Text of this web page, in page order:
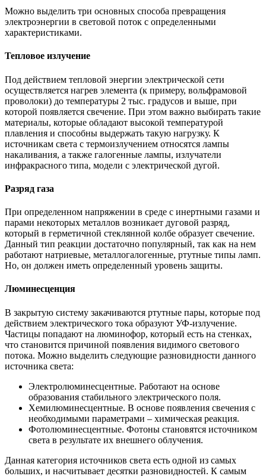
Можно выделить три основных способа превращения
электроэнергии в световой поток с определенными
характеристиками.
Тепловое излучение
Под действием тепловой энергии электрической сети
осуществляется нагрев элемента (к примеру, вольфрамовой
проволоки) до температуры 2 тыс. градусов и выше, при
которой появляется свечение. При этом важно выбирать такие
материалы, которые обладают высокой температурой
плавления и способны выдержать такую нагрузку. К
источникам света с термоизлучением относятся лампы
накаливания, а также галогенные лампы, излучатели
инфракрасного типа, модели с электрической дугой.
Разряд газа
При определенном напряжении в среде с инертными газами и
парами некоторых металлов возникает дуговой разряд,
который в герметичной стеклянной колбе образует свечение.
Данный тип реакции достаточно популярный, так как на нем
работают натриевые, металлогалогенные, ртутные типы ламп.
Но, он должен иметь определенный уровень защиты.
Люминесценция
В закрытую систему закачиваются ртутные пары, которые под
действием электрического тока образуют УФ-излучение.
Частицы попадают на люминофор, который есть на стенках,
что становится причиной появления видимого светового
потока. Можно выделить следующие разновидности данного
источника света:
Электролюминесцентные. Работают на основе
образования стабильного электрического поля.
Хемилюминесцентные. В основе появления свечения с
необходимыми параметрами – химическая реакция.
Фотолюминесцентные. Фотоны становятся источником
света в результате их внешнего облучения.
Данная категория источников света есть одной из самых
больших, и насчитывает десятки разновидностей. К самым